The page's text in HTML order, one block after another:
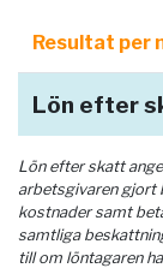
Resultat per
Lön efter
Lön efter skatt
arbetsgivaren gjort
kostnader samt
samtliga
till om löntagaren